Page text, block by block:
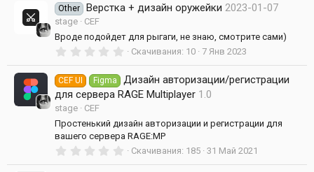
0
ё
Other Верстка + дизайн оружейки 2023-01-07
stage
CEF
Вроде подойдет для рыгаги, не знаю, смотрите сами)
0
0
з
в
з
д
Скачивания 10 7 Янв 2023
CEF UI Figma
Дизайн авторизации/регистрации
для сервера RAGE Multiplayer 1.0
stage
CEF
Простенький дизайн авторизации и регистрации для
вашего сервера RAGE:MP
0 Скачивания 185 31 Май 2021